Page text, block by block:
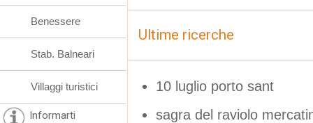
Ultime ricerche
10 luglio porto sant
sagra del raviolo
Benessere
Stab. Balneari
Villaggi turistici
Informarti